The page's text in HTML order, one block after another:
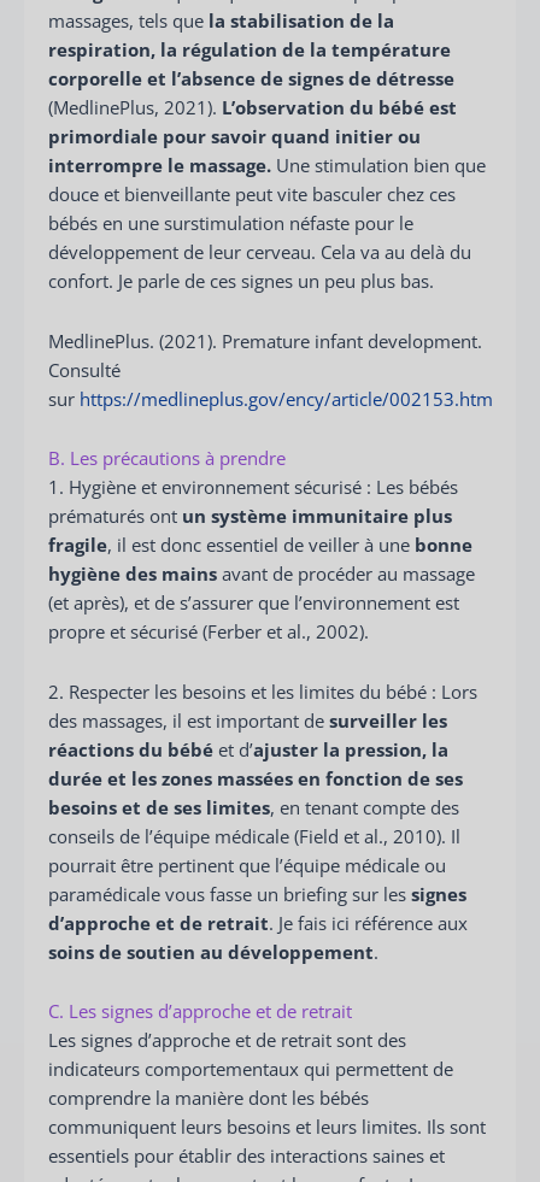
massages, tels que la stabilisation de la
respiration, la régulation de la température
corporelle et l’absence de signes de détresse
(MedlinePlus, 2021). L’observation du bébé est
primordiale pour savoir quand initier ou
interrompre le massage. Une stimulation bien que
douce et bienveillante peut vite basculer chez ces
bébés en une surstimulation néfaste pour le
développement de leur cerveau. Cela va au delà du
confort. Je parle de ces signes un peu plus bas.
MedlinePlus. (2021). Premature infant development.
Consulté
sur https://medlineplus.gov/ency/article/002153.htm
B. Les précautions à prendre
1. Hygiène et environnement sécurisé : Les bébés
prématurés ont un système immunitaire plus
fragile, il est donc essentiel de veiller à une bonne
hygiène des mains avant de procéder au massage
(et après), et de s’assurer que l’environnement est
propre et sécurisé (Ferber et al., 2002).
2. Respecter les besoins et les limites du bébé : Lors
des massages, il est important de surveiller les
réactions du bébé et d’ajuster la pression, la
durée et les zones massées en fonction de ses
besoins et de ses limites, en tenant compte des
conseils de l’équipe médicale (Field et al., 2010). Il
pourrait être pertinent que l’équipe médicale ou
paramédicale vous fasse un briefing sur les signes
d’approche et de retrait. Je fais ici référence aux
soins de soutien au développement.
C. Les signes d’approche et de retrait
Les signes d’approche et de retrait sont des
indicateurs comportementaux qui permettent de
comprendre la manière dont les bébés
communiquent leurs besoins et leurs limites. Ils sont
essentiels pour établir des interactions saines et